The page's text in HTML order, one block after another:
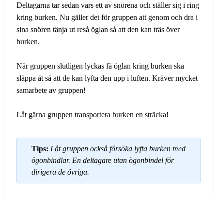
Deltagarna tar sedan vars ett av snörena och ställer sig i ring
kring burken. Nu gäller det för gruppen att genom och dra i
sina snören tänja ut reså öglan så att den kan träs över
burken.
När gruppen slutligen lyckas få öglan kring burken ska
släppa åt så att de kan lyfta den upp i luften. Kräver mycket
samarbete av gruppen!
Låt gärna gruppen transportera burken en sträcka!
Tips: Låt gruppen också försöka lyfta burken med
ögonbindlar. En deltagare utan ögonbindel för
dirigera de övriga.